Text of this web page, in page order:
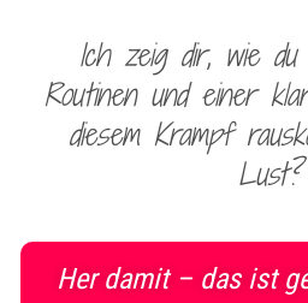
Ich zeig dir, wie
Routinen und einer
diesem Krampf
Lust?
Her damit – das ist